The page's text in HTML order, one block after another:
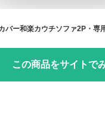
この商品をサイトで